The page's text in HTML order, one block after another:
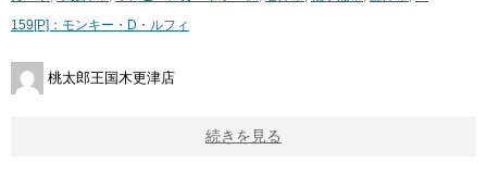
159[P]：モンキー・D・ルフィ
桃太郎王国木更津店
続きを見る